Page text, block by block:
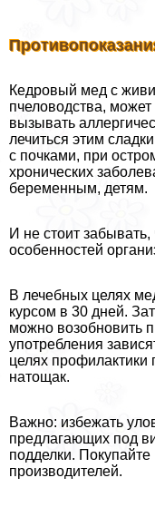
Кедровый мед с
пчеловодства,
вызывать
лечиться этим
с почками, при
хронических
беременным, детям.
И не стоит
особенностей
В лечебных целях
курсом в 30 дней.
можно возобновить
употрeбления
целях профилактики
натощак.
Важно: избежать
предлагающих под
подделки.
производителей.